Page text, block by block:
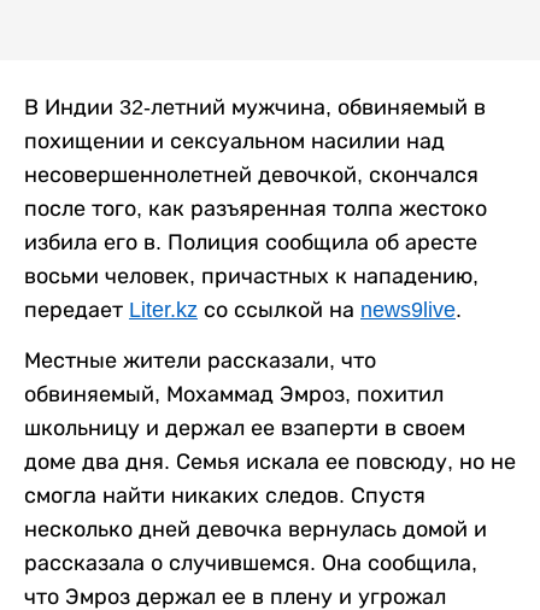
В Индии 32-летний мужчина, обвиняемый в
похищении и сексуальном насилии над
несовершеннолетней девочкой, скончался
после того, как разъяренная толпа жестоко
избила его в. Полиция сообщила об аресте
восьми человек, причастных к нападению,
передает Liter.kz со ссылкой на news9live.
Местные жители рассказали, что
обвиняемый, Мохаммад Эмроз, похитил
школьницу и держал ее взаперти в своем
доме два дня. Семья искала ее повсюду, но не
смогла найти никаких следов. Спустя
несколько дней девочка вернулась домой и
рассказала о случившемся. Она сообщила,
что Эмроз держал ее в плену и угрожал